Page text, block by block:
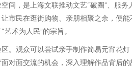
间，是上海文联推动文艺“破圈”、服
市民在逛街购物、亲朋相聚之余，便
术为人民”的宗旨。
。观众可以尝试亲手制作简易元宵花
对面交流的机会，深入理解作品背后的